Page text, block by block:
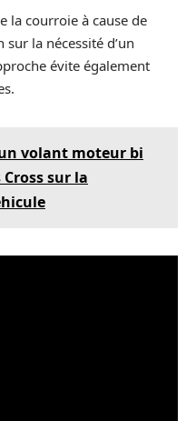
la courroie à cause de
sur la nécessité d’un
évite également
volant moteur bi
sur la